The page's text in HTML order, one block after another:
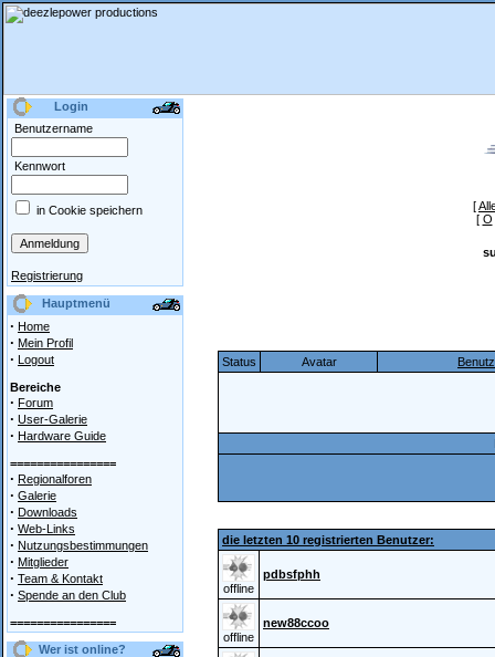
Login
Benutzername
Kennwort
in Cookie speichern
Registrierung
Hauptmenü
· Home
· Mein Profil
· Logout
Bereiche
· Forum
· User-Galerie
· Hardware Guide
================
· Regionalforen
· Galerie
· Downloads
· Web-Links
· Nutzungsbestimmungen
· Mitglieder
· Team & Kontakt
· Spende an den Club
================
Wer ist online?
[
[ O
Status Avatar
die letzten 10 registrierten Benutzer:
offline
pdbsfphh
offline
new88ccoo